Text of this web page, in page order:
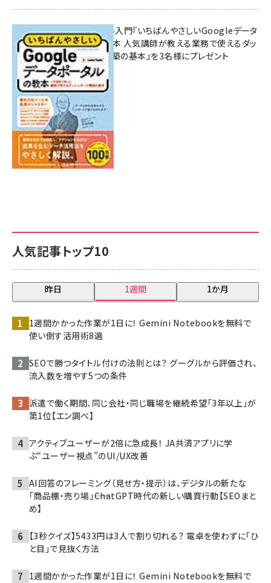
人気記事トップ10
昨日 1週間 1か月
1週間かかった作業が1日に！ Gemini Notebookを無料で
使い倒す活用術8選
SEOで勝つタイトル付けの法則とは？ グーグルから評価され、
流入数を増やす5つの条件
派遣で働く期間、同じ会社・同じ職場を継続希望「3年以上」が
第1位【エン調べ】
アクティブユーザーが2倍に急成長！ JA共済アプリに学
ぶ“ユーザー視点”のUI/UX改善
AI回答のフレーミング（見せ方・提示）は、デジタルの新たな
「商品棚・売り場」――ChatGPT時代の新しい購買行動【SEOまと
め】
【3秒クイズ】5433円は3人で割り切れる？ 電卓を使わずに「ひ
と目」で見抜く方法
1週間かかった作業が1日に！ Gemini Notebookを無料で
無料BIツール入門『いちばんやさしいGoogleデータ
ポータルの教本 人気講師が教える業務で使えるダッ
シュボード構築の基本』を3名様にプレゼント
7月31日 10:00